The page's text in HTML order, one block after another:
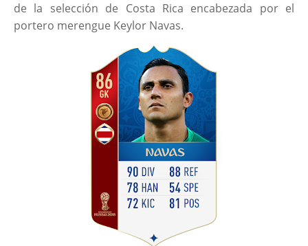
de la selección de Costa Rica encabezada por el
portero merengue Keylor Navas.